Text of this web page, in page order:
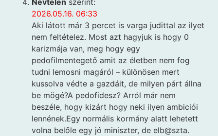
Névtelen szerint:
2026.05.16. 06:33
Aki látott már 3 percet is varga judittal az ilyet
nem feltételez. Most azt hagyjuk is hogy 0
karizmája van, meg hogy egy
pedofilmentegető amit az életben nem fog
tudni lemosni magáról – különösen mert
kussolva védte a gazdáit, de milyen párt állna
be mögé?A pedofidesz? Arról már nem
beszéle, hogy kizárt hogy neki ilyen ambiciói
lennének.Egy normális kormány alatt lehetett
volna belőle egy jó miniszter, de elb@szta.